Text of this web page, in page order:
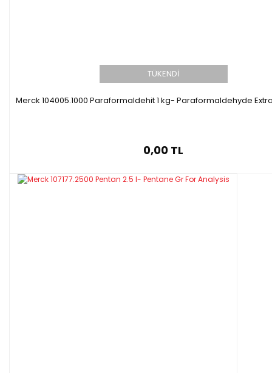
TÜKENDİ
Merck 104005.1000 Paraformaldehit 1 kg- Paraformaldehyde
0,00 TL